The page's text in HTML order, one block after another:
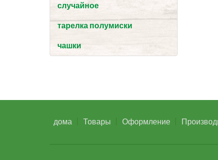
случайное
тарелка полумиски
чашки
дома Товары Оформление